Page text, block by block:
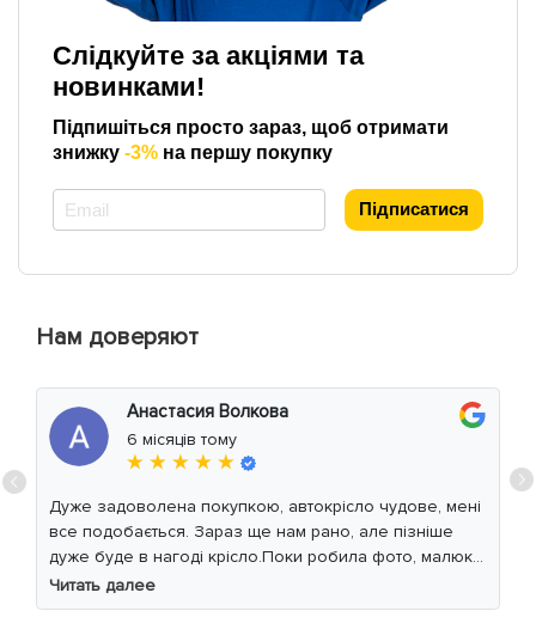
Слідкуйте за акціями та
новинками!
Підпишіться просто зараз, щоб отримати
знижку -3% на першу покупку
Підписатися
Нам доверяют
Анастасия Волкова
6 місяців тому
★ ★ ★ ★ ★
Дуже задоволена покупкою, автокрісло чудове, мені
все подобається. Зараз ще нам рано, але пізніше
дуже буде в нагоді крісло.Поки робила фото, малюк
уважно читав інструкцію 😁
Читать далее